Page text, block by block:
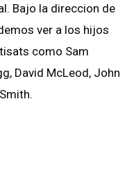
Bajo la direccion de
ver a los hijos
como Sam
David McLeod, John